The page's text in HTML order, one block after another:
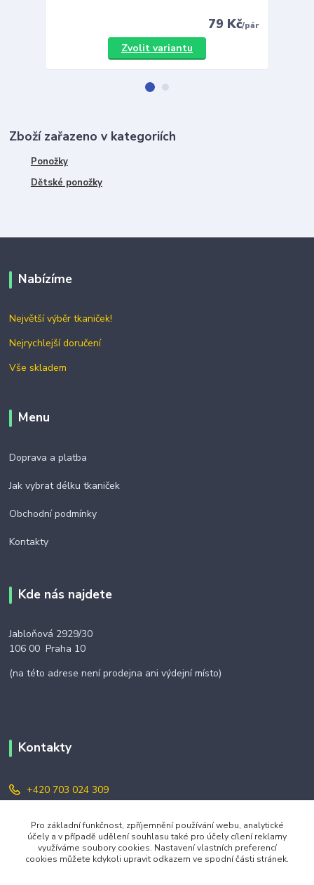
79 Kč/pár
Zvolit variantu
Zboží zařazeno v kategoriích
Ponožky
Dětské ponožky
Nabízíme
Největší výběr tkaniček!
Nejrychlejší doručení
Vše skladem
Menu
Doprava a platba
Jak vybrat délku tkaniček
Obchodní podmínky
Kontakty
Kde nás najdete
Jabloňová 2929/30
106 00 Praha 10
(na této adrese není prodejna ani výdejní místo)
Kontakty
+420 703 024 309
objednavky@zavazuj.cz
Pro základní funkčnost, zpříjemnění používání webu, analytické
účely a v případě udělení souhlasu také pro účely cílení reklamy
využíváme soubory cookies. Nastavení vlastních preferencí
cookies můžete kdykoli upravit odkazem ve spodní části stránek.